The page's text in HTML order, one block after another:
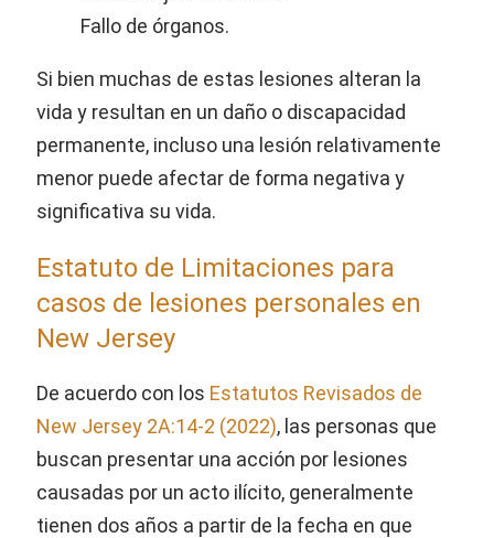
Fallo de órganos.
Si bien muchas de estas lesiones alteran la
vida y resultan en un daño o discapacidad
permanente, incluso una lesión relativamente
menor puede afectar de forma negativa y
significativa su vida.
Estatuto de Limitaciones para
casos de lesiones personales en
New Jersey
De acuerdo con los Estatutos Revisados de
New Jersey 2A:14-2 (2022), las personas que
buscan presentar una acción por lesiones
causadas por un acto ilícito, generalmente
tienen dos años a partir de la fecha en que